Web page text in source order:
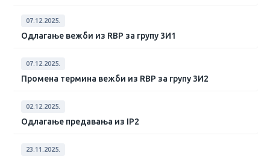
07.12.2025.
Одлагање вежби из RBP за групу 3И1
07.12.2025.
Промена термина вежби из RBP за групу 3И2
02.12.2025.
Одлагање предавања из IP2
23.11.2025.